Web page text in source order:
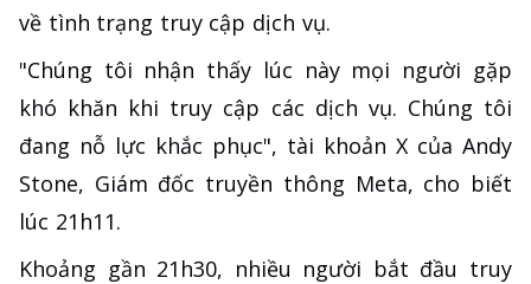
về tình trạng truy cập dịch vụ.
"Chúng tôi nhận thấy lúc này mọi người gặp
khó khăn khi truy cập các dịch vụ. Chúng tôi
đang nỗ lực khắc phục", tài khoản X của Andy
Stone, Giám đốc truyền thông Meta, cho biết
lúc 21h11.
Khoảng gần 21h30, nhiều người bắt đầu truy